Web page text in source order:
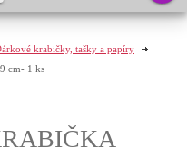
krabičky, tašky a papíry
cm- 1 ks